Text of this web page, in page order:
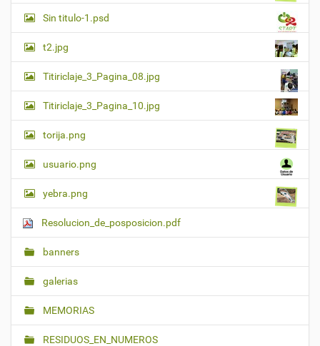
Sin titulo-1.psd
t2.jpg
Titiriclaje_3_Pagina_08.jpg
Titiriclaje_3_Pagina_10.jpg
torija.png
usuario.png
yebra.png
Resolucion_de_posposicion.pdf
banners
galerias
MEMORIAS
RESIDUOS_EN_NUMEROS